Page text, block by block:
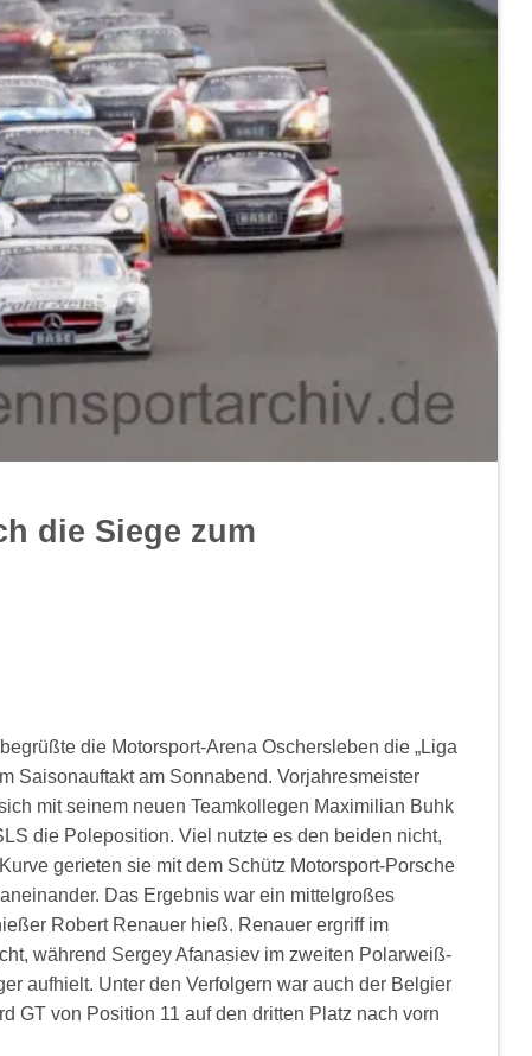
die Siege zum
die Motorsport-Arena Oschersleben die „Liga
Saisonauftakt am Sonnabend. Vorjahresmeister
mit seinem neuen Teamkollegen Maximilian Buhk
die Poleposition. Viel nutzte es den beiden nicht,
gerieten sie mit dem Schütz Motorsport-Porsche
Das Ergebnis war ein mittelgroßes
Robert Renauer hieß. Renauer ergriff im
während Sergey Afanasiev im zweiten Polarweiß-
aufhielt. Unter den Verfolgern war auch der Belgier
GT von Position 11 auf den dritten Platz nach vorn